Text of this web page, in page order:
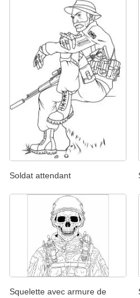
Soldat attendant
Squelette avec armure de